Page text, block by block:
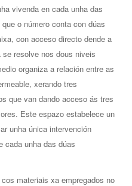
vivenda en cada unha das
o número conta con dúas
con acceso directo dende a
resolve nos dous niveis
organiza a relación entre as
xerando tres
que van dando acceso ás tres
Este espazo estabelece un
unha única intervención
cada unha das dúas
materiais xa empregados no